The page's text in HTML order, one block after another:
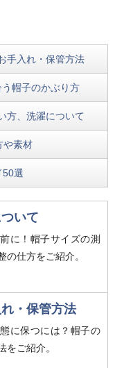
手入れ・保管方法
う帽子のかぶり方
方、洗濯について
や素材
50選
いて
に！帽子サイズの測
の仕方をご紹介。
・保管方法
に保つには？帽子の
をご紹介。